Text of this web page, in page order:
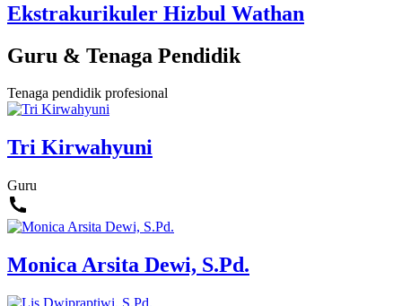
Ekstrakurikuler Hizbul Wathan
Guru & Tenaga Pendidik
Tenaga pendidik profesional
Tri Kirwahyuni
Guru
Monica Arsita Dewi, S.Pd.